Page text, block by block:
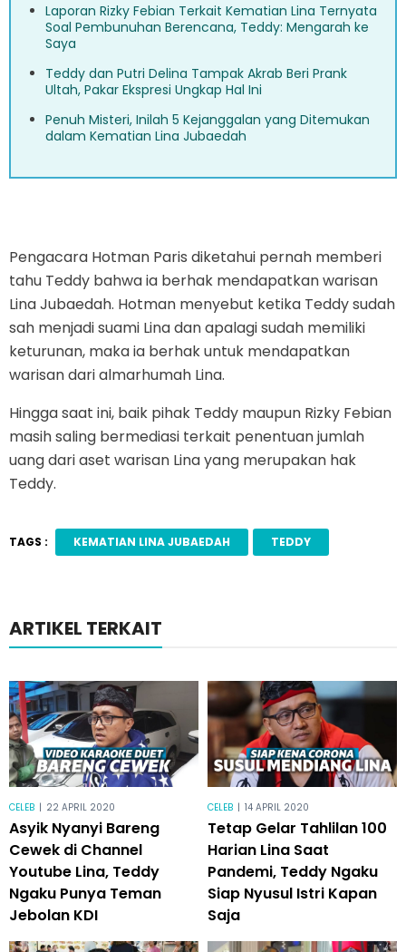
Laporan Rizky Febian Terkait Kematian Lina Ternyata
Soal Pembunuhan Berencana, Teddy: Mengarah ke
Saya
Teddy dan Putri Delina Tampak Akrab Beri Prank
Ultah, Pakar Ekspresi Ungkap Hal Ini
Penuh Misteri, Inilah 5 Kejanggalan yang Ditemukan
dalam Kematian Lina Jubaedah
Pengacara Hotman Paris diketahui pernah memberi
tahu Teddy bahwa ia berhak mendapatkan warisan
Lina Jubaedah. Hotman menyebut ketika Teddy sudah
sah menjadi suami Lina dan apalagi sudah memiliki
keturunan, maka ia berhak untuk mendapatkan
warisan dari almarhumah Lina.
Hingga saat ini, baik pihak Teddy maupun Rizky Febian
masih saling bermediasi terkait penentuan jumlah
uang dari aset warisan Lina yang merupakan hak
Teddy.
TAGS : KEMATIAN LINA JUBAEDAH TEDDY
ARTIKEL TERKAIT
CELEB | 22 APRIL 2020
Asyik Nyanyi Bareng
Cewek di Channel
Youtube Lina, Teddy
Ngaku Punya Teman
Jebolan KDI
CELEB | 14 APRIL 2020
Tetap Gelar Tahlilan 100
Harian Lina Saat
Pandemi, Teddy Ngaku
Siap Nyusul Istri Kapan
Saja